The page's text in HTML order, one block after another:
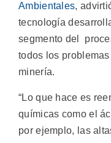
Ambientales,
tecnología
segmento del
todos los
minería.
“Lo que hace es
químicas como el
por ejemplo, las